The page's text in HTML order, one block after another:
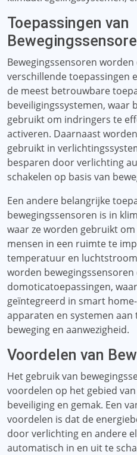
Toepassingen van
Bewegingssensoren
verschillende toepassingen
de meest betrouwbare
beveiligingssystemen, waar
gebruikt om indringers te
activeren. Daarnaast
gebruikt in
besparen door verlichting
schakelen op basis van
Een andere belangrijke
bewegingssensoren is in
waar ze worden gebruikt
mensen in een ruimte te
temperatuur en
worden
domoticatoepassingen,
geïntegreerd in smart
apparaten en systemen aan
beweging en aanwezigheid.
Voordelen van
Het gebruik van
voordelen op het gebied
beveiliging en gemak. Een
voordelen is dat de
door verlichting en andere
automatisch in en uit te